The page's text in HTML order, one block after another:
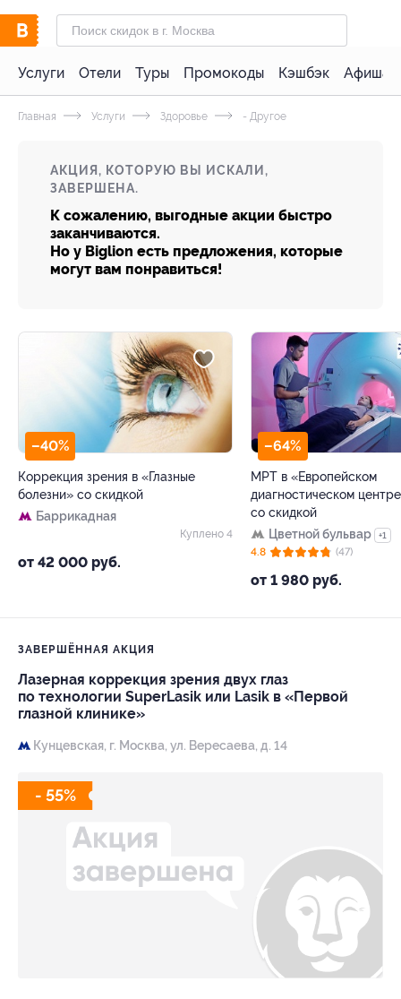
Услуги Отели Туры Промокоды Кэшбэк Афиша
Главная Услуги Здоровье - Другое
АКЦИЯ, КОТОРУЮ ВЫ ИСКАЛИ,
ЗАВЕРШЕНА.
К сожалению, выгодные акции быстро
заканчиваются.
Но у Biglion есть предложения, которые
могут вам понравиться!
–40%
Коррекция зрения в «Глазные
болезни» со скидкой
Баррикадная
от 42 000 руб.
Куплено 4
–64%
МРТ в «Европейском
диагностическом
со скидкой
Цветной бульвар
+1
от 1 980 руб.
4.8 (47)
ЗАВЕРШЁННАЯ АКЦИЯ
Лазерная коррекция зрения двух глаз
по технологии SuperLasik или Lasik в «Первой
глазной клинике»
Кунцевская, г. Москва, ул. Вересаева, д. 14
- 55%